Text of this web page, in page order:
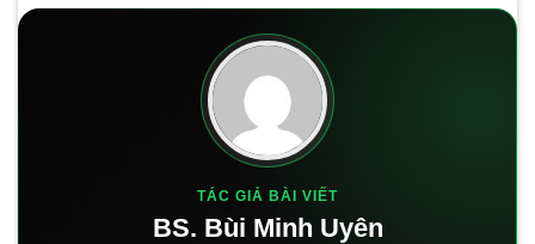
TÁC GIẢ BÀI VIẾT
BS. Bùi Minh Uyên